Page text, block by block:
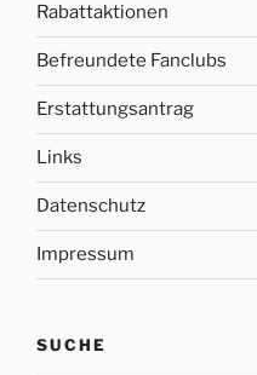
Rabattaktionen
Befreundete Fanclubs
Erstattungsantrag
Links
Datenschutz
Impressum
SUCHE